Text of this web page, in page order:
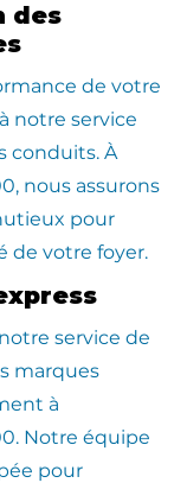
des
de votre
notre service
conduits. À
nous assurons
pour
de votre foyer.
service de
marques
à
Notre équipe
pour